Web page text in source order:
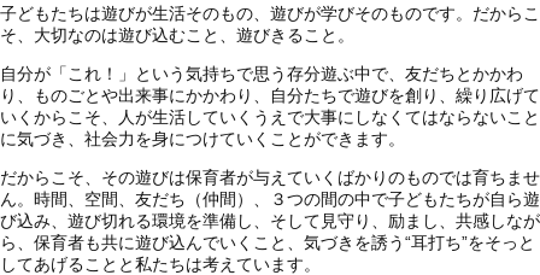
子どもたちは遊びが生活そのもの、遊びが学びそのものです。だからこ
そ、大切なのは遊び込むこと、遊びきること。
自分が「これ！」という気持ちで思う存分遊ぶ中で、友だちとかかわ
り、ものごとや出来事にかかわり、自分たちで遊びを創り、繰り広げて
いくからこそ、人が生活していくうえで大事にしなくてはならないこと
に気づき、社会力を身につけていくことができます。
だからこそ、その遊びは保育者が与えていくばかりのものでは育ちませ
ん。時間、空間、友だち（仲間）、３つの間の中で子どもたちが自ら遊
び込み、遊び切れる環境を準備し、そして見守り、励まし、共感しなが
ら、保育者も共に遊び込んでいくこと、気づきを誘う“耳打ち”をそっと
してあげることと私たちは考えています。